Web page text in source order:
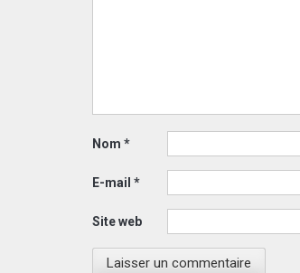
Nom *
E-mail *
Site web